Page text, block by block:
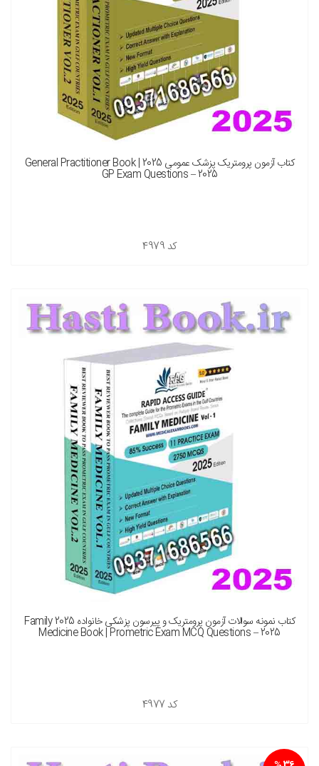
کتاب آزمون پرومتریک پزشک عمومی 2025 General Practitioner Book |
GP Exam Questions – 2025
کد 4979
کتاب نمونه سوالات آزمون پرومتریک و پیرسون پزشکی خانواده 2025 Family
Medicine Book | Prometric Exam MCQ Questions – 2025
کد 4977